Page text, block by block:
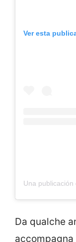
Ver esta
Da qualche
accompagna